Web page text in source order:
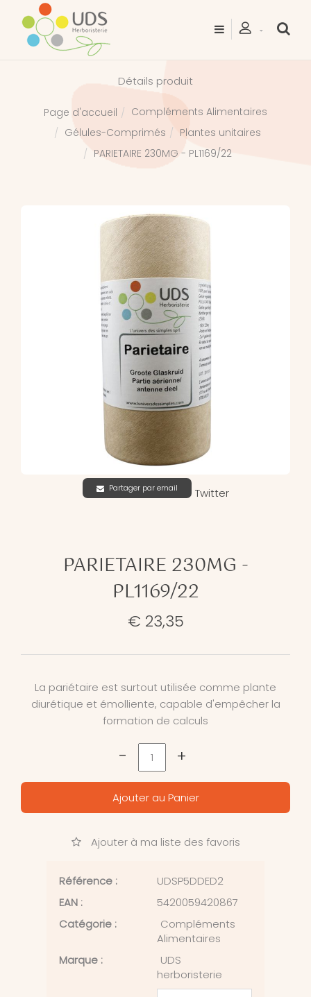
Détails produit
Page d'accueil
Compléments Alimentaires
Gélules-Comprimés
Plantes unitaires
PARIETAIRE 230MG - PL1169/22
Partager par email Twitter
PARIETAIRE 230MG -
PL1169/22
€ 23,35
La pariétaire est surtout utilisée comme plante
diurétique et émolliente, capable d'empêcher la
formation de calculs
- +
Ajouter au Panier
Ajouter à ma liste des favoris
Référence :
UDSP5DDED2
EAN :
5420059420867
Catégorie :
Compléments
Alimentaires
Marque :
UDS
herboristerie